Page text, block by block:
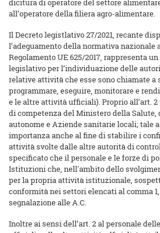
all’operatore della filiera agro-alimentare.
Il Decreto legistlativo 27/2021, recante
l’adeguamento della normativa nazionale
Regolamento UE 625/2017, rappresenta
legislativo per l’individuazione delle
relative attività che esse sono chiamate a
programmare, eseguire, monitorare e
e le altre attività ufficiali). Proprio all’art.
di competenza del Ministero della Salute,
autonome e Aziende sanitarie locali; tale
importanza anche al fine di stabilire i
attività svolte dalle altre autorità di
specificato che il personale e le forze di
Istituzioni che, nell'ambito dello
per la propria attività istituzionale,
conformità nei settori elencati al comma
segnalazione alle A.C.
Inoltre ai sensi dell’art. 2 al personale